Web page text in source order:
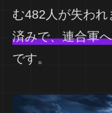
む482人が失わ
済みで、連合軍
です。